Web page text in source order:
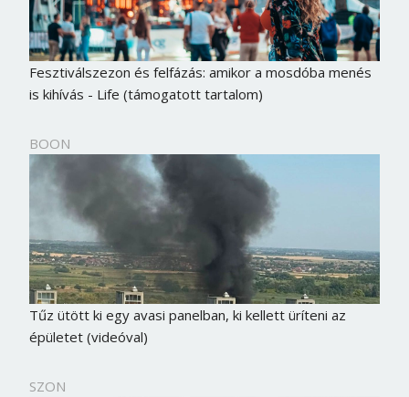
Fesztiválszezon és felfázás: amikor a mosdóba menés
is kihívás - Life (támogatott tartalom)
BOON
Tűz ütött ki egy avasi panelban, ki kellett üríteni az
épületet (videóval)
SZON